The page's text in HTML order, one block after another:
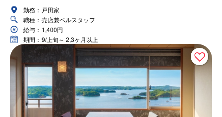
勤務： 戸田家
職種： 売店兼ベルスタッフ
給与： 1,400円
期間： 9/上旬～ 2,3ヶ月以上